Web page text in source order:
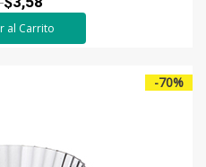
al Carrito
-70%